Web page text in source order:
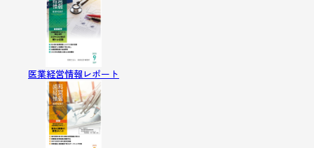
医業経営情報レポート